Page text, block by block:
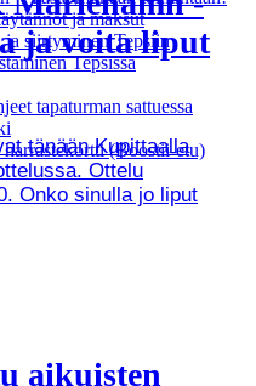
ja maksut
ja siirtyminen Tepsiin
Tepsissä
tapaturman sattuessa
(Boostii-etu)
ja voita liput
tänään Kupittaalla
Ottelu
Onko sinulla jo liput
aikuisten